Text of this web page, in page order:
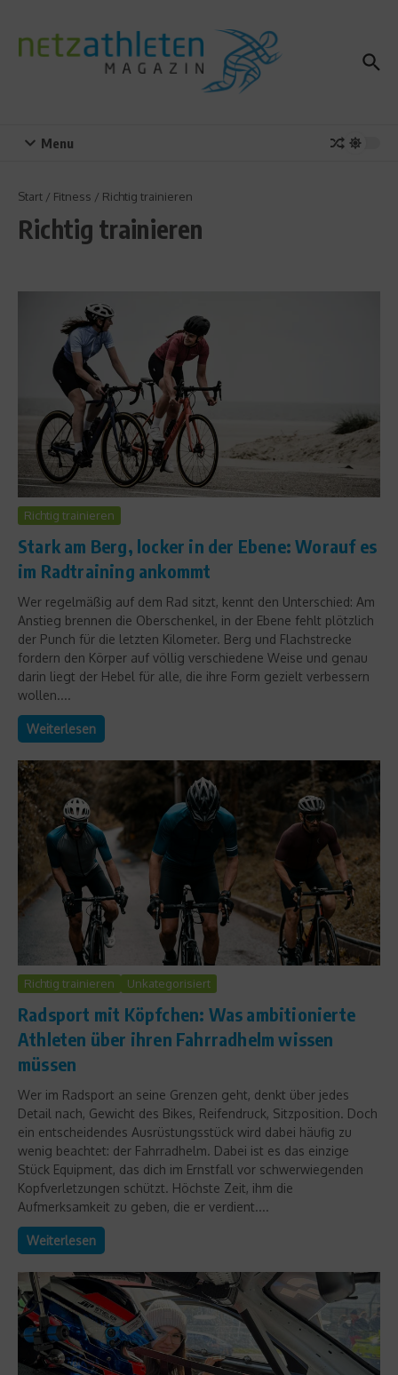
Menu
Start / Fitness / Richtig trainieren
Richtig trainieren
Richtig trainieren
Stark am Berg, locker in der Ebene: Worauf es
im Radtraining ankommt
Wer regelmäßig auf dem Rad sitzt, kennt den Unterschied: Am
Anstieg brennen die Oberschenkel, in der Ebene fehlt plötzlich
der Punch für die letzten Kilometer. Berg und Flachstrecke
fordern den Körper auf völlig verschiedene Weise und genau
darin liegt der Hebel für alle, die ihre Form gezielt verbessern
wollen....
Weiterlesen
Richtig trainieren Unkategorisiert
Radsport mit Köpfchen: Was ambitionierte
Athleten über ihren Fahrradhelm wissen
müssen
Wer im Radsport an seine Grenzen geht, denkt über jedes
Detail nach, Gewicht des Bikes, Reifendruck, Sitzposition. Doch
ein entscheidendes Ausrüstungsstück wird dabei häufig zu
wenig beachtet: der Fahrradhelm. Dabei ist es das einzige
Stück Equipment, das dich im Ernstfall vor schwerwiegenden
Kopfverletzungen schützt. Höchste Zeit, ihm die
Aufmerksamkeit zu geben, die er verdient....
Weiterlesen